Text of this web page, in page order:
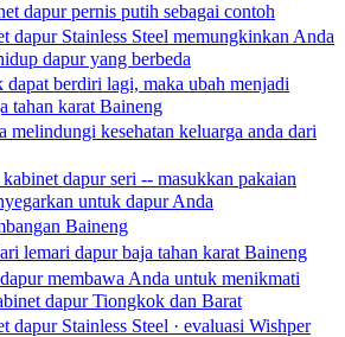
dapur pernis putih sebagai contoh
dapur Stainless Steel memungkinkan Anda
dapur yang berbeda
dapat berdiri lagi, maka ubah menjadi
tahan karat Baineng
melindungi kesehatan keluarga anda dari
dapur seri -- masukkan pakaian
untuk dapur Anda
Baineng
lemari dapur baja tahan karat Baineng
membawa Anda untuk menikmati
dapur Tiongkok dan Barat
dapur Stainless Steel · evaluasi Wishper